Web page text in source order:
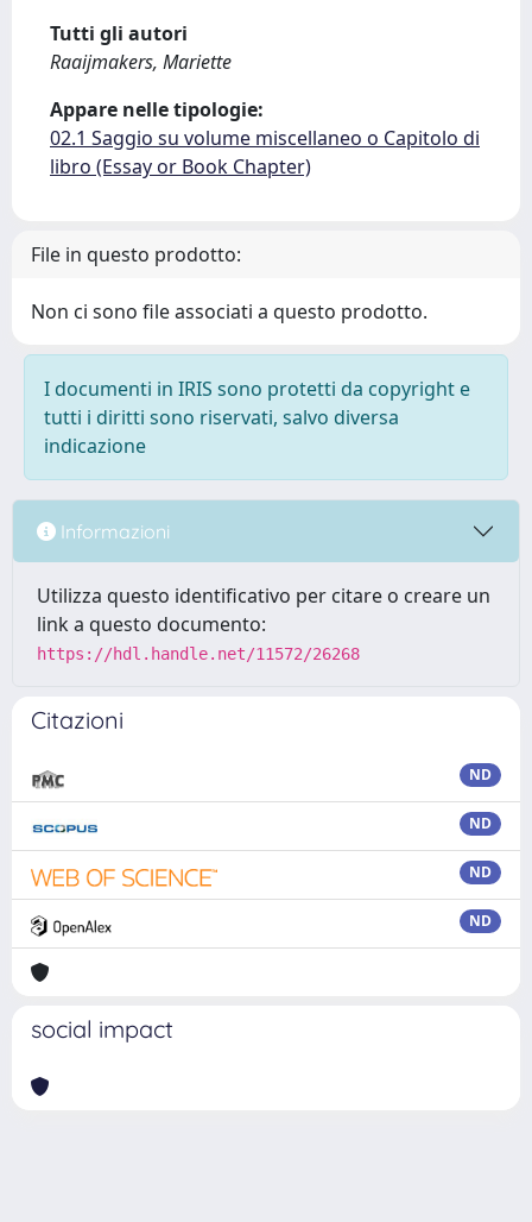
Tutti gli autori
Raaijmakers, Mariette
Appare nelle tipologie:
02.1 Saggio su volume miscellaneo o Capitolo di
libro (Essay or Book Chapter)
File in questo prodotto:
Non ci sono file associati a questo prodotto.
I documenti in IRIS sono protetti da copyright e
tutti i diritti sono riservati, salvo diversa
indicazione
Informazioni
Utilizza questo identificativo per citare o creare un
link a questo documento:
https://hdl.handle.net/11572/26268
Citazioni
ND
ND
ND
ND
social impact